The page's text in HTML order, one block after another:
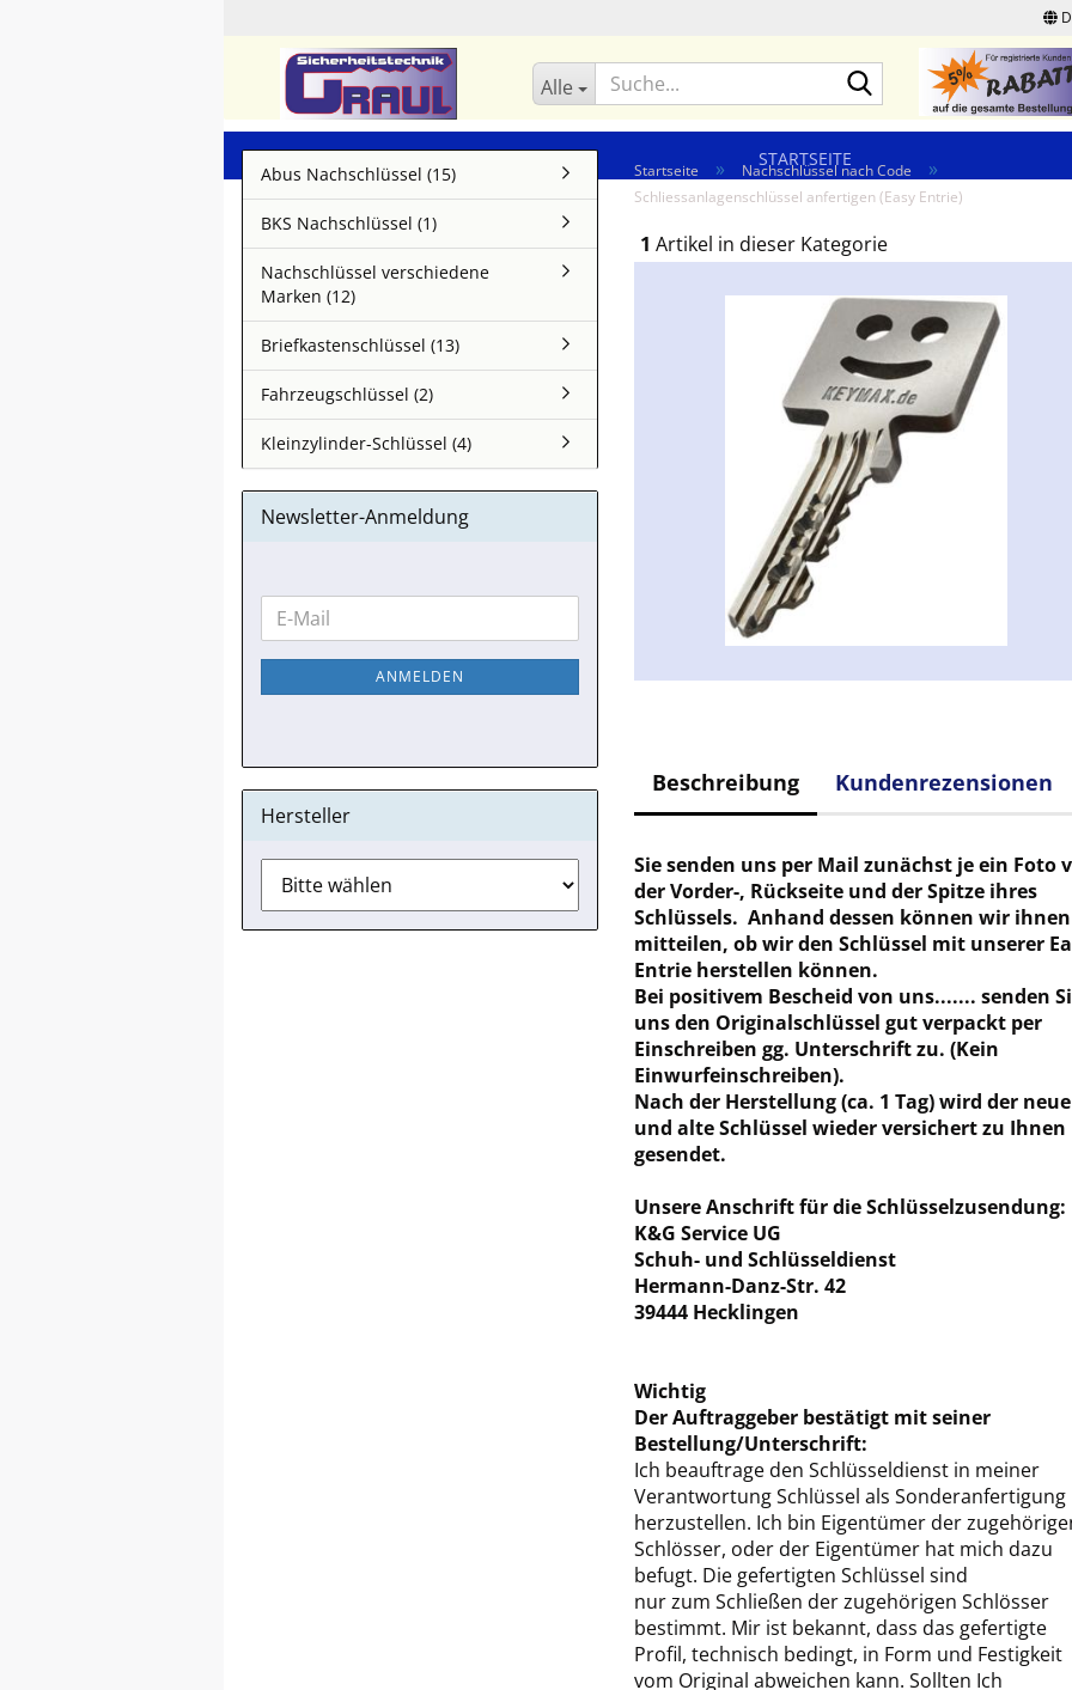
Alle Suche...
STARTSEITE
Startseite » Nachschlüssel nach Code »
Schliessanlagenschlüssel anfertigen (Easy Entrie)
1 Artikel in dieser Kategorie
Beschreibung Kundenrezensionen
Sie senden uns per Mail zunächst je ein Foto
der Vorder-, Rückseite und der Spitze ihres
Schlüssels. Anhand dessen können wir ihnen
mitteilen, ob wir den Schlüssel mit unserer
Entrie herstellen können.
Bei positivem Bescheid von uns....... senden
uns den Originalschlüssel gut verpackt per
Einschreiben gg. Unterschrift zu. (Kein
Einwurfeinschreiben).
Nach der Herstellung (ca. 1 Tag) wird der neue
und alte Schlüssel wieder versichert zu Ihnen
gesendet.
Unsere Anschrift für die Schlüsselzusendung:
K&G Service UG
Schuh- und Schlüsseldienst
Hermann-Danz-Str. 42
39444 Hecklingen
Wichtig
Der Auftraggeber bestätigt mit seiner
Bestellung/Unterschrift:
Ich beauftrage den Schlüsseldienst in meiner
Verantwortung Schlüssel als Sonderanfertigung
herzustellen. Ich bin Eigentümer der
Schlösser, oder der Eigentümer hat mich dazu
befugt. Die gefertigten Schlüssel sind
nur zum Schließen der zugehörigen Schlösser
bestimmt. Mir ist bekannt, dass das gefertigte
Profil, technisch bedingt, in Form und Festigkeit
vom Original abweichen kann. Sollten Ich
Abus Nachschlüssel (15)
BKS Nachschlüssel (1)
Nachschlüssel verschiedene
Marken (12)
Briefkastenschlüssel (13)
Fahrzeugschlüssel (2)
Kleinzylinder-Schlüssel (4)
Newsletter-Anmeldung
WEITER
ZUR
NEWSLETTER-
ANMELDUNG
E-
Mail
ANMELDEN
Hersteller